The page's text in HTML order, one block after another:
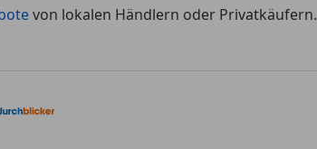
von lokalen Händlern oder Privatkäufern.